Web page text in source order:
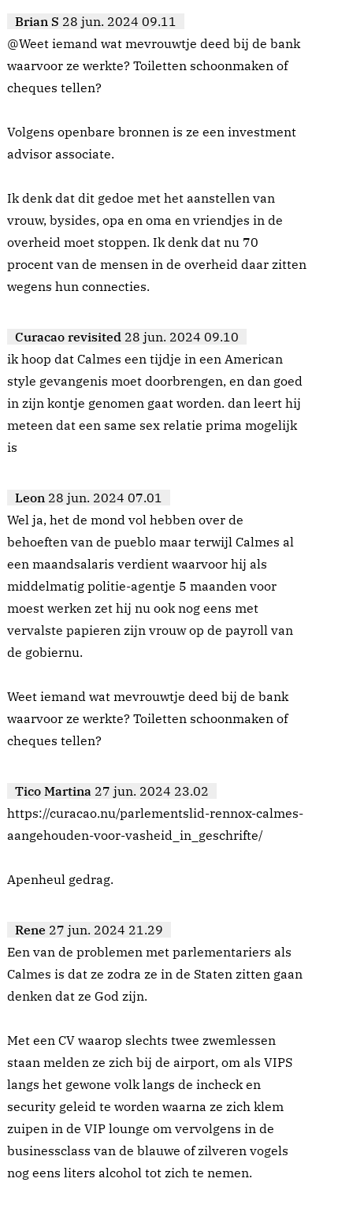
Brian S 28 jun. 2024 09.11
@Weet iemand wat mevrouwtje deed bij de bank
waarvoor ze werkte? Toiletten schoonmaken of
cheques tellen?
Volgens openbare bronnen is ze een investment
advisor associate.
Ik denk dat dit gedoe met het aanstellen van
vrouw, bysides, opa en oma en vriendjes in de
overheid moet stoppen. Ik denk dat nu 70
procent van de mensen in de overheid daar zitten
wegens hun connecties.
Curacao revisited 28 jun. 2024 09.10
ik hoop dat Calmes een tijdje in een American
style gevangenis moet doorbrengen, en dan goed
in zijn kontje genomen gaat worden. dan leert hij
meteen dat een same sex relatie prima mogelijk
is
Leon 28 jun. 2024 07.01
Wel ja, het de mond vol hebben over de
behoeften van de pueblo maar terwijl Calmes al
een maandsalaris verdient waarvoor hij als
middelmatig politie-agentje 5 maanden voor
moest werken zet hij nu ook nog eens met
vervalste papieren zijn vrouw op de payroll van
de gobiernu.
Weet iemand wat mevrouwtje deed bij de bank
waarvoor ze werkte? Toiletten schoonmaken of
cheques tellen?
Tico Martina 27 jun. 2024 23.02
https://curacao.nu/parlementslid-rennox-calmes-
aangehouden-voor-vasheid_in_geschrifte/
Apenheul gedrag.
Rene 27 jun. 2024 21.29
Een van de problemen met parlementariers als
Calmes is dat ze zodra ze in de Staten zitten gaan
denken dat ze God zijn.
Met een CV waarop slechts twee zwemlessen
staan melden ze zich bij de airport, om als VIPS
langs het gewone volk langs de incheck en
security geleid te worden waarna ze zich klem
zuipen in de VIP lounge om vervolgens in de
businessclass van de blauwe of zilveren vogels
nog eens liters alcohol tot zich te nemen.